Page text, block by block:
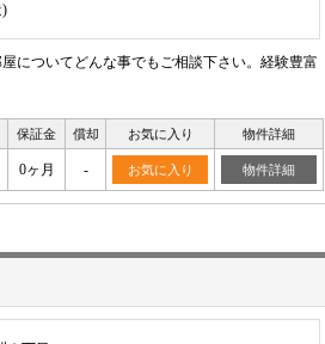
)
についてどんな事でもご相談下さい。経験豊富
保証金 償却 お気に入り 物件詳細
0ヶ月 - お気に入り 物件詳細